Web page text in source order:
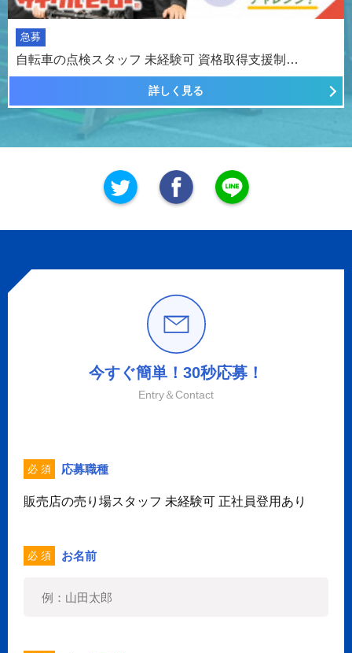
急募
自転車の点検スタッフ 未経験可 資格取得支援制…
詳しく見る
今すぐ簡単！30秒応募！
Entry＆Contact
必 須 応募職種
販売店の売り場スタッフ 未経験可 正社員登用あり
必 須 お名前